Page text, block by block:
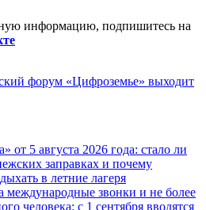
информацию, подпишитесь на
форум «Цифроземье» выходит
от 5 августа 2026 года: стало ли
заправках и почему
в летние лагеря
международные звонки и не более
человека: с 1 сентября вводятся